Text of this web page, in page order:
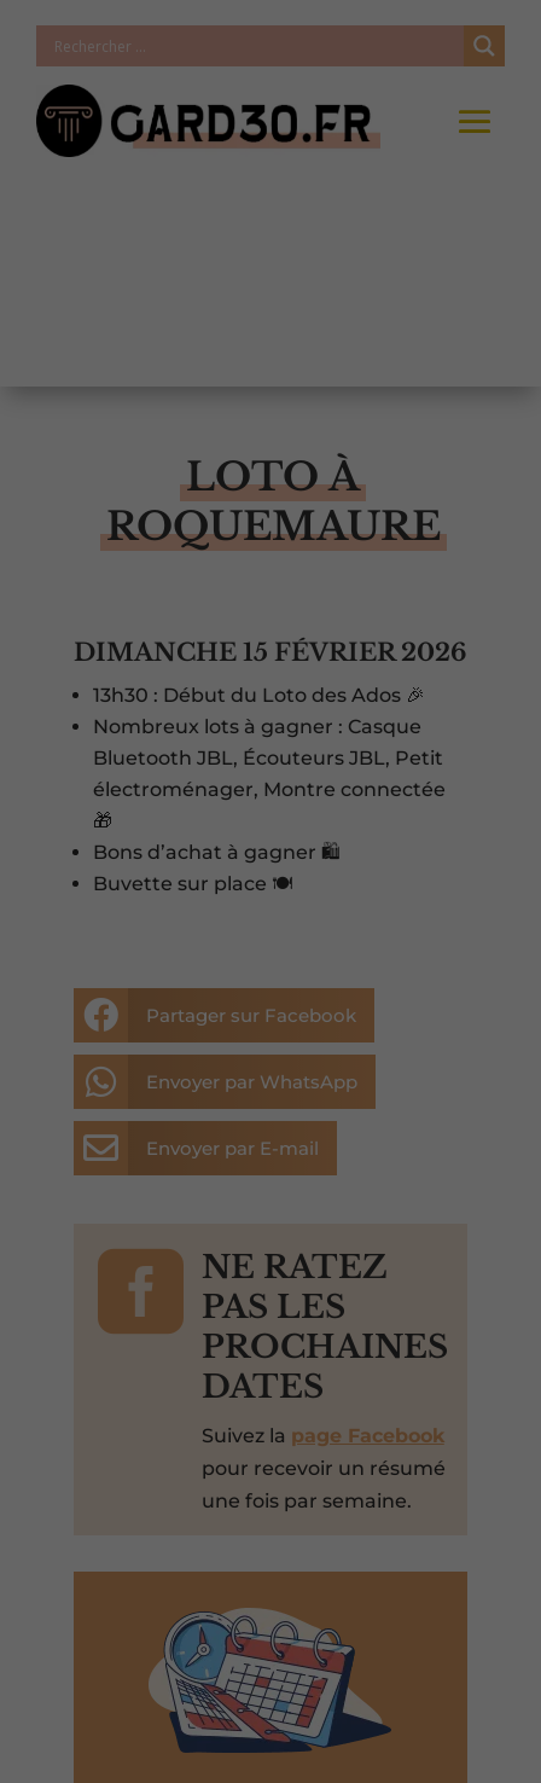
LOTO À
ROQUEMAURE
DIMANCHE 15 FÉVRIER 2026
13h30 : Début du Loto des Ados 🎉
Nombreux lots à gagner : Casque
Bluetooth JBL, Écouteurs JBL, Petit
électroménager, Montre connectée
🎁
Bons d’achat à gagner 🛍️
Buvette sur place 🍽️
 Partager sur Facebook
 Envoyer par WhatsApp
 Envoyer par E-mail

NE RATEZ
PAS LES
PROCHAINES
DATES
Suivez la page Facebook
pour recevoir un résumé
une fois par semaine.